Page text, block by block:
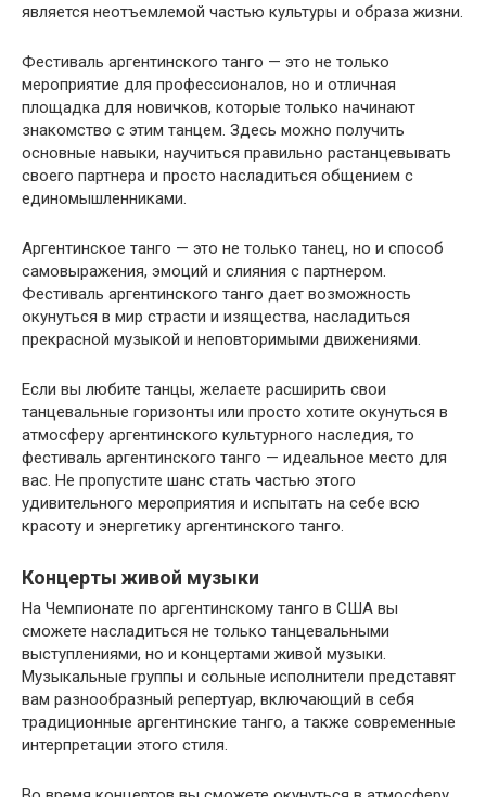
является неотъемлемой частью культуры и образа жизни.
Фестиваль аргентинского танго — это не только
мероприятие для профессионалов, но и отличная
площадка для новичков, которые только начинают
знакомство с этим танцем. Здесь можно получить
основные навыки, научиться правильно растанцевывать
своего партнера и просто насладиться общением с
единомышленниками.
Аргентинское танго — это не только танец, но и способ
самовыражения, эмоций и слияния с партнером.
Фестиваль аргентинского танго дает возможность
окунуться в мир страсти и изящества, насладиться
прекрасной музыкой и неповторимыми движениями.
Если вы любите танцы, желаете расширить свои
танцевальные горизонты или просто хотите окунуться в
атмосферу аргентинского культурного наследия, то
фестиваль аргентинского танго — идеальное место для
вас. Не пропустите шанс стать частью этого
удивительного мероприятия и испытать на себе всю
красоту и энергетику аргентинского танго.
Концерты живой музыки
На Чемпионате по аргентинскому танго в США вы
сможете насладиться не только танцевальными
выступлениями, но и концертами живой музыки.
Музыкальные группы и сольные исполнители представят
вам разнообразный репертуар, включающий в себя
традиционные аргентинские танго, а также современные
интерпретации этого стиля.